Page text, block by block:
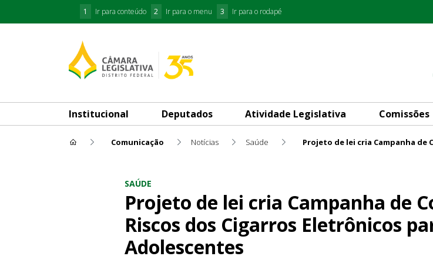
1 Ir para conteúdo 2 Ir para o menu 3 Ir para o rodapé
Institucional Deputados Atividade Legislativa Comissões
Comunicação Notícias Saúde
Projeto de lei cria Campanha de
SAÚDE
Projeto de lei cria Campanha de
Riscos dos Cigarros Eletrônicos
Adolescentes